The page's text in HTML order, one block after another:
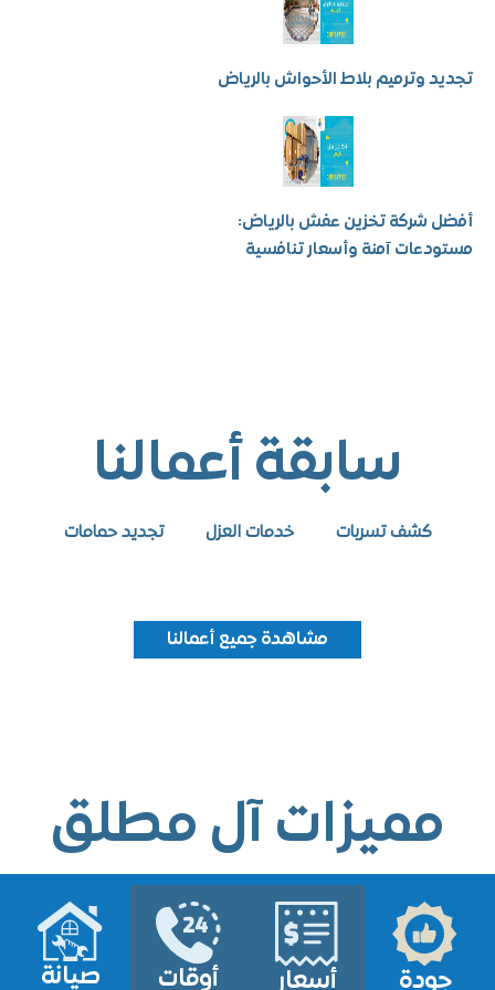
وترميم بلاط الأحواش بالرياض
شركة تخزين عفش بالرياض:
آمنة وأسعار تنافسية
سابقة أعمالنا
كشف تسربات خدمات العزل تجديد حمامات
مشاهدة جميع أعمالنا
آل مطلق
أسعار
أوقات
صيانة